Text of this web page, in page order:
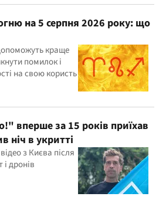
на 5 серпня 2026 року: що
краще
помилок і
на свою користь
вперше за 15 років приїхав
ніч в укритті
з Києва після
дронів